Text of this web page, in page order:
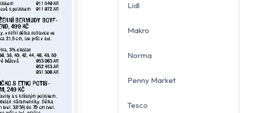
Lidl
Makro
Norma
Penny Market
Tesco